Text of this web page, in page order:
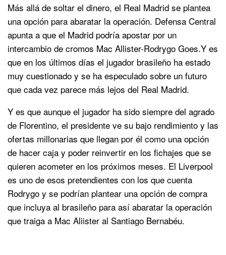
Más allá de soltar el dinero, el Real Madrid se plantea
una opción para abaratar la operación. Defensa Central
apunta a que el Madrid podría apostar por un
intercambio de cromos Mac Allister-Rodrygo Goes.Y es
que en los últimos días el jugador brasileño ha estado
muy cuestionado y se ha especulado sobre un futuro
que cada vez parece más lejos del Real Madrid.
Y es que aunque el jugador ha sido siempre del agrado
de Florentino, el presidente ve su bajo rendimiento y las
ofertas millonarias que llegan por él como una opción
de hacer caja y poder reinvertir en los fichajes que se
quieren acometer en los próximos meses. El Liverpool
es uno de esos pretendientes con los que cuenta
Rodrygo y se podrían plantear una opción de compra
que incluya al brasileño para así abaratar la operación
que traiga a Mac Aliister al Santiago Bernabéu.